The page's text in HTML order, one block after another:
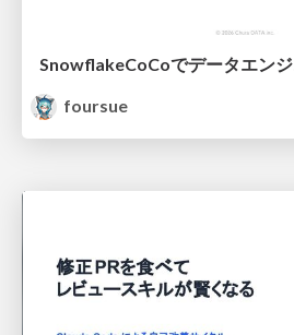
SnowflakeCoCoでデータエンジ
foursue